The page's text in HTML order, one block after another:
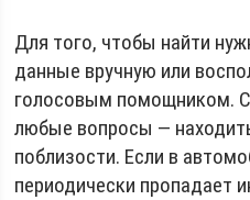
Для того, чтобы найти
данные вручную или
голосовым помощником.
любые вопросы —
поблизости. Если в
периодически пропадает